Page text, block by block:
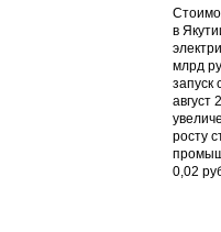
в
млрд
запуск
август
росту
0,02